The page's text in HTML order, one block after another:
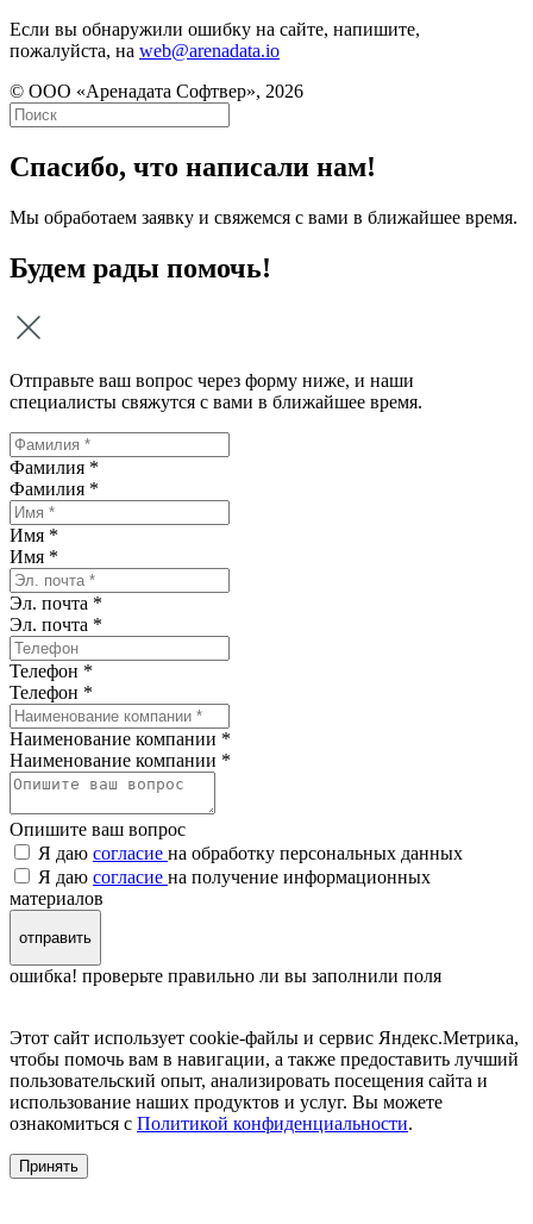
Если вы обнаружили ошибку на сайте, напишите,
пожалуйста, на web@arenadata.io
© ООО «Аренадата Софтвер», 2026
Спасибо, что написали нам!
Мы обработаем заявку и свяжемся с вами в ближайшее время.
Будем рады помочь!
Отправьте ваш вопрос через форму ниже, и наши
специалисты свяжутся с вами в ближайшее время.
Фамилия *
Фамилия *
Имя *
Имя *
Эл. почта *
Эл. почта *
Телефон *
Телефон *
Наименование компании *
Наименование компании *
Опишите ваш вопрос
Я даю согласие на обработку персональных данных
Я даю согласие на получение информационных
материалов
отправить
ошибка! проверьте правильно ли вы заполнили поля
Этот сайт использует cookie-файлы и сервис Яндекс.Метрика,
чтобы помочь вам в навигации, а также предоставить лучший
пользовательский опыт, анализировать посещения сайта и
использование наших продуктов и услуг. Вы можете
ознакомиться с Политикой конфиденциальности.
Принять